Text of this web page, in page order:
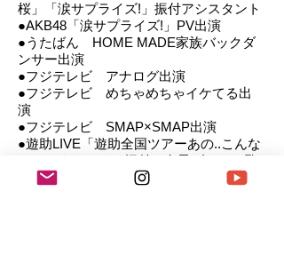
桜」「涙サプライズ!」振付アシスタント
●AKB48「涙サプライズ!」PV出演
●うたばん HOME MADE家族バックダ
ンサー出演
●フジテレビ アナログ出演
●フジテレビ めちゃめちゃイケてる出
演
●フジテレビ SMAP×SMAP出演
●遊助LIVE「遊助全国ツアーあの..こんな
んやりますケド」振付、女子ダンサー監
修、出演現在はMAAと共にキッズダンス